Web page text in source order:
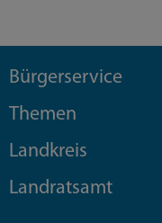
Bürgerservice
Themen
Landkreis
Landratsamt